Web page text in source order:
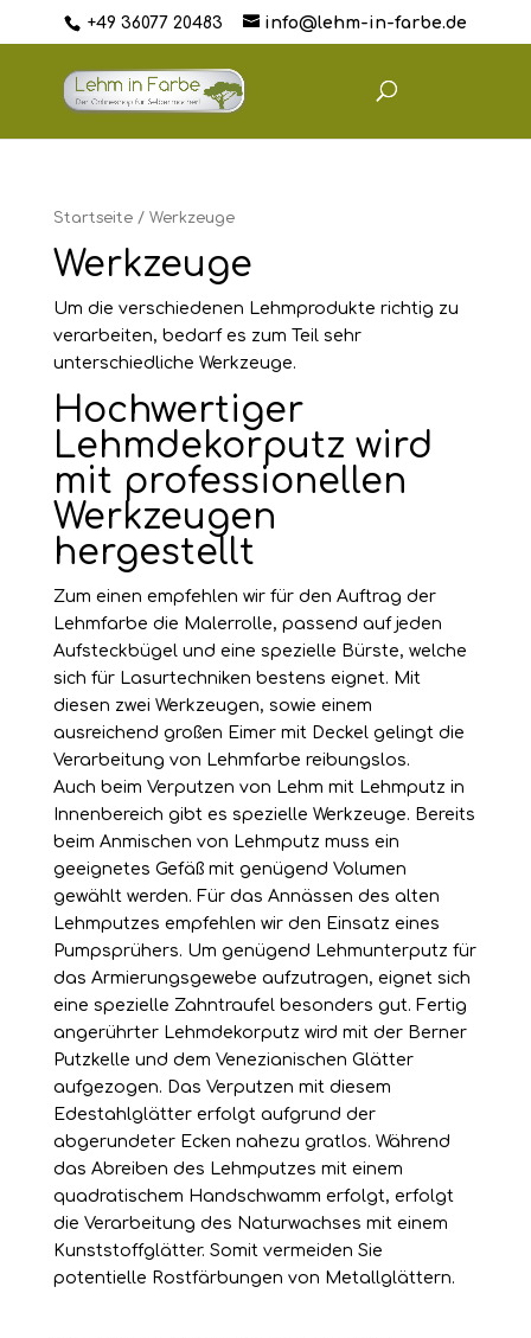
+49 36077 20483 info@lehm-in-farbe.de
Startseite/ Werkzeuge
Werkzeuge
Um die verschiedenen Lehmprodukte richtig zu
verarbeiten, bedarf es zum Teil sehr
unterschiedliche Werkzeuge.
Hochwertiger
Lehmdekorputz wird
mit professionellen
Werkzeugen
hergestellt
Zum einen empfehlen wir für den Auftrag der
Lehmfarbe die Malerrolle, passend auf jeden
Aufsteckbügel und eine spezielle Bürste, welche
sich für Lasurtechniken bestens eignet. Mit
diesen zwei Werkzeugen, sowie einem
ausreichend großen Eimer mit Deckel gelingt die
Verarbeitung von Lehmfarbe reibungslos.
Auch beim Verputzen von Lehm mit Lehmputz in
Innenbereich gibt es spezielle Werkzeuge. Bereits
beim Anmischen von Lehmputz muss ein
geeignetes Gefäß mit genügend Volumen
gewählt werden. Für das Annässen des alten
Lehmputzes empfehlen wir den Einsatz eines
Pumpsprühers. Um genügend Lehmunterputz für
das Armierungsgewebe aufzutragen, eignet sich
eine spezielle Zahntraufel besonders gut. Fertig
angerührter Lehmdekorputz wird mit der Berner
Putzkelle und dem Venezianischen Glätter
aufgezogen. Das Verputzen mit diesem
Edestahlglätter erfolgt aufgrund der
abgerundeter Ecken nahezu gratlos. Während
das Abreiben des Lehmputzes mit einem
quadratischem Handschwamm erfolgt, erfolgt
die Verarbeitung des Naturwachses mit einem
Kunststoffglätter. Somit vermeiden Sie
potentielle Rostfärbungen von Metallglättern.